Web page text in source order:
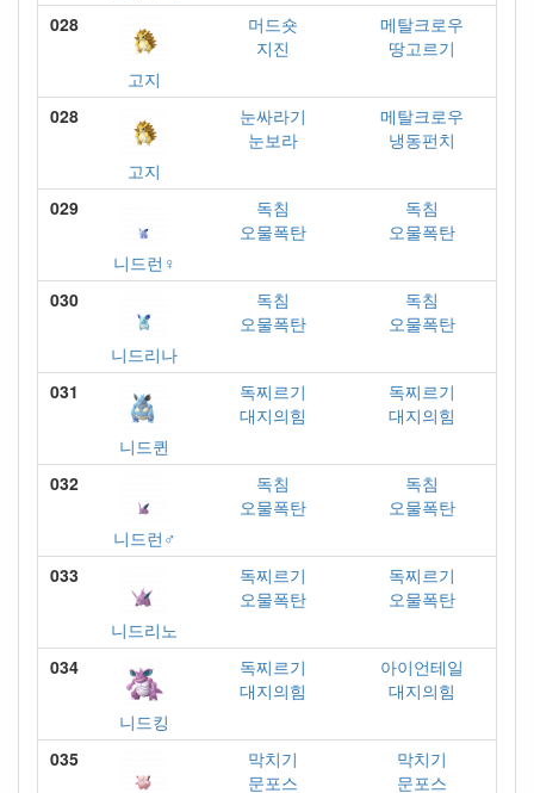
028
고지
머드숏
지진
메탈크로우
땅고르기
028
고지
눈싸라기
눈보라
메탈크로우
냉동펀치
029
니드런♀
독침
오물폭탄
독침
오물폭탄
030
니드리나
독침
오물폭탄
독침
오물폭탄
031
니드퀸
독찌르기
대지의힘
독찌르기
대지의힘
032
니드런♂
독침
오물폭탄
독침
오물폭탄
033
니드리노
독찌르기
오물폭탄
독찌르기
오물폭탄
034
니드킹
독찌르기
대지의힘
아이언테일
대지의힘
035
막치기
문포스
막치기
문포스